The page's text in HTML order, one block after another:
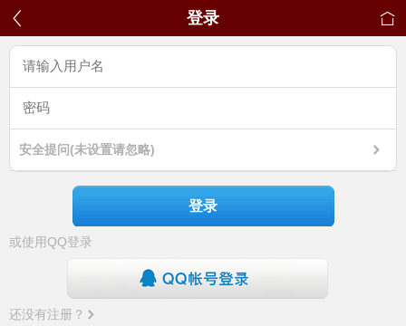
登录
安全提问(未设置请忽略)
登录
或使用QQ登录
还没有注册？